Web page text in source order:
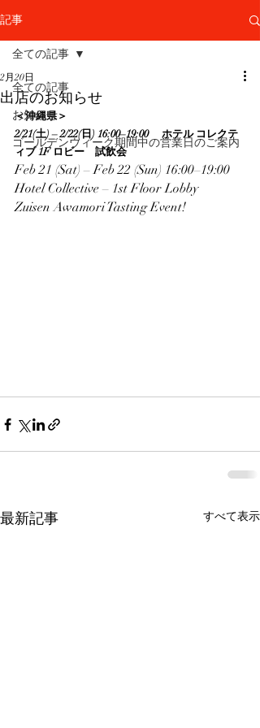
記事
全ての記事
お知らせ
ゴールデンウィーク期間中の営業日のご案内
全ての記事
出店のお知らせ
2月20日
＜沖縄県＞
2/21(土) – 2/22(日) 16:00–19:00 　ホテル コレクテ
ィブ 1F ロビー　試飲会
Feb 21 (Sat) – Feb 22 (Sun) 16:00–19:00
Hotel Collective – 1st Floor Lobby
Zuisen Awamori Tasting Event!
最新記事 すべて表示